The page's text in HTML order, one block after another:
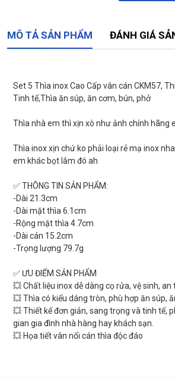
MÔ TẢ SẢN PHẨM ĐÁNH GIÁ
Set 5 Thìa inox Cao Cấp vân cán CKM57,
Tinh tế,Thìa ăn súp, ăn cơm, bún, phở
Thìa nhà em thì xịn xò như ảnh chính hãng
Thìa inox xịn chứ ko phải loại rẻ mạ inox
em khác bọt lắm đó ah
✅ THÔNG TIN SẢN PHẨM:
-Dài 21.3cm
-Dài mặt thìa 6.1cm
-Rộng mặt thìa 4.7cm
-Dài cán 15.2cm
-Trọng lượng 79.7g
✅ ƯU ĐIỂM SẢN PHẨM
💥 Chất liệu inox dễ dàng cọ rửa, vệ sinh,
💥 Thìa có kiểu dáng tròn, phù hợp ăn súp,
💥 Thiết kế đơn giản, sang trọng và tinh tế,
gian gia đình nhà hàng hay khách sạn.